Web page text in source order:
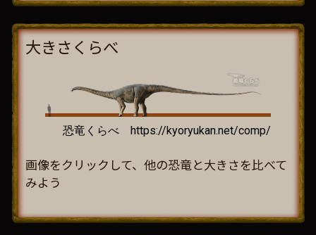
大きさくらべ
画像をクリックして、他の恐竜と大きさを比べて
みよう